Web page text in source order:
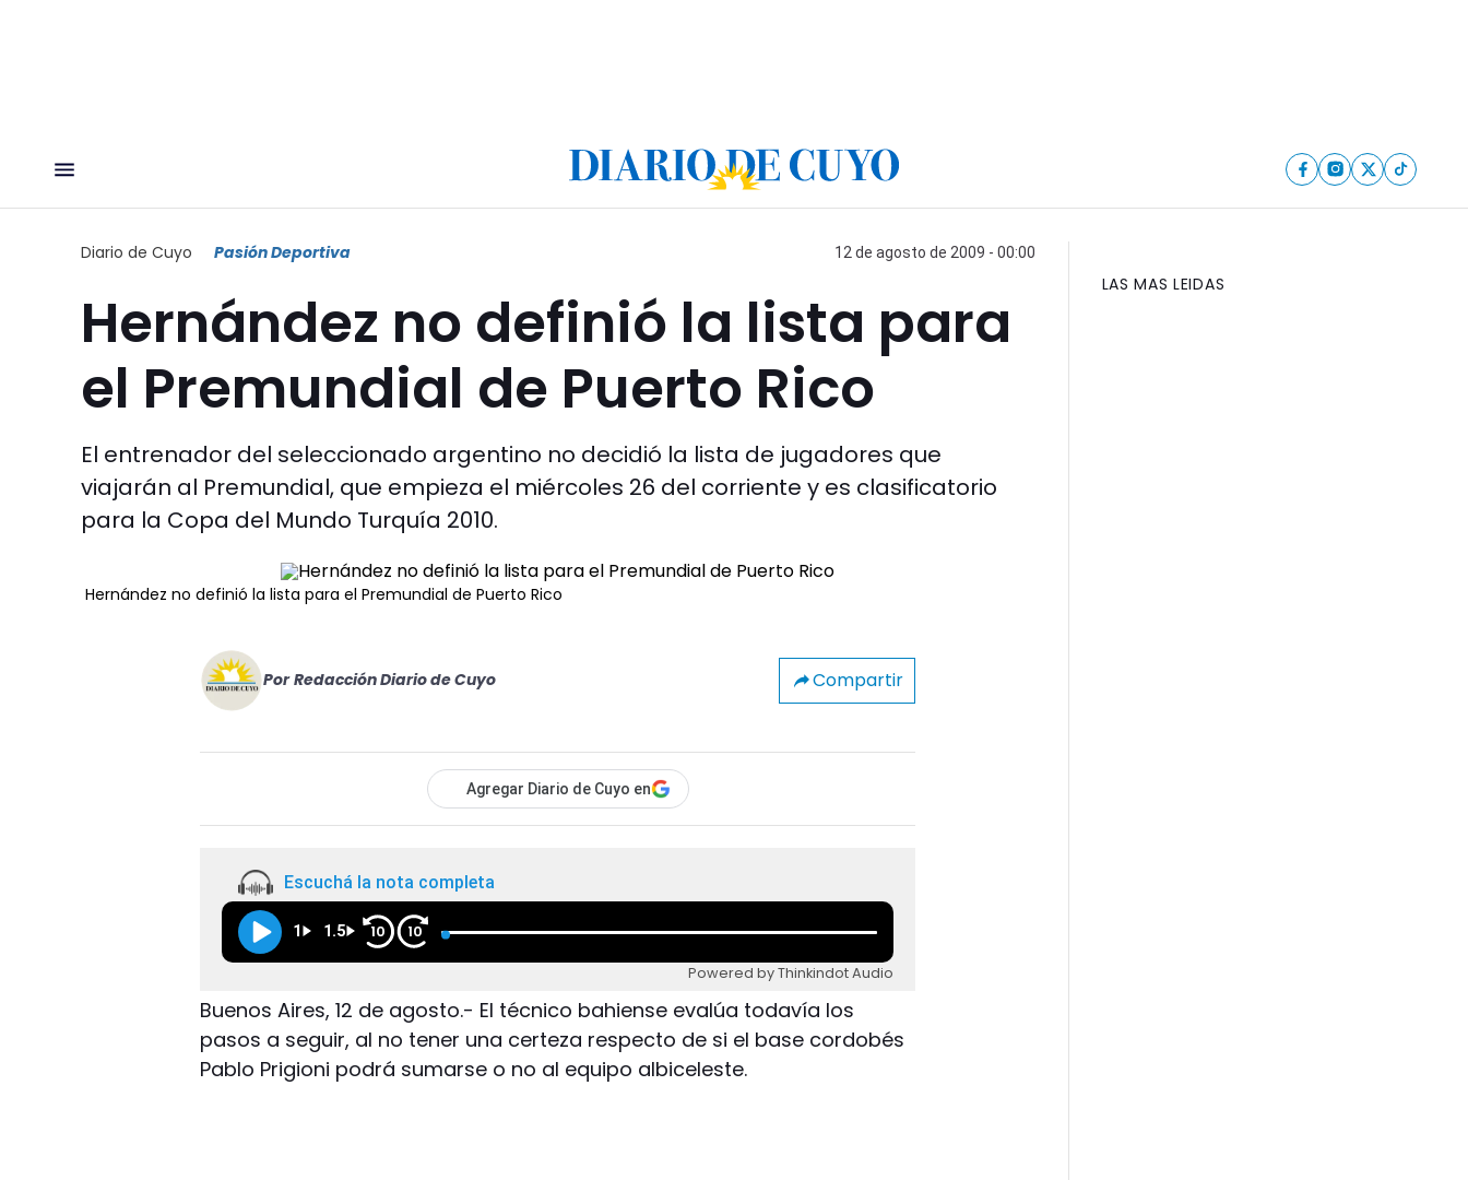
Diario de Cuyo Pasión Deportiva 12 de agosto de 2009 - 00:00
Hernández no definió la lista para
el Premundial de Puerto Rico
El entrenador del seleccionado argentino no decidió la lista de jugadores que
viajarán al Premundial, que empieza el miércoles 26 del corriente y es clasificatorio
para la Copa del Mundo Turquía 2010.
Hernández no definió la lista para el Premundial de Puerto Rico
Por Redacción Diario de Cuyo Compartir
Agregar Diario de Cuyo en
Escuchá la nota completa
1 1.5 10 10
Powered by Thinkindot Audio
Buenos Aires, 12 de agosto.- El técnico bahiense evalúa todavía los
pasos a seguir, al no tener una certeza respecto de si el base cordobés
Pablo Prigioni podrá sumarse o no al equipo albiceleste.
LAS MAS LEIDAS